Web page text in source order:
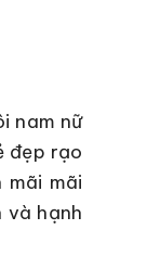
nam nữ
đẹp rạo
mãi mãi
và hạnh